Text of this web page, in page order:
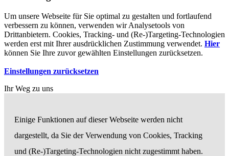
Um unsere Webseite für Sie optimal zu gestalten und fortlaufend
verbessern zu können, verwenden wir Analysetools von
Drittanbietern. Cookies, Tracking- und (Re-)Targeting-Technologien
werden erst mit Ihrer ausdrücklichen Zustimmung verwendet. Hier
können Sie Ihre zuvor gewählten Einstellungen zurücksetzen.
Einstellungen zurücksetzen
Ihr Weg zu uns
Einige Funktionen auf dieser Webseite werden nicht
dargestellt, da Sie der Verwendung von Cookies, Tracking
und (Re-)Targeting-Technologien nicht zugestimmt haben.